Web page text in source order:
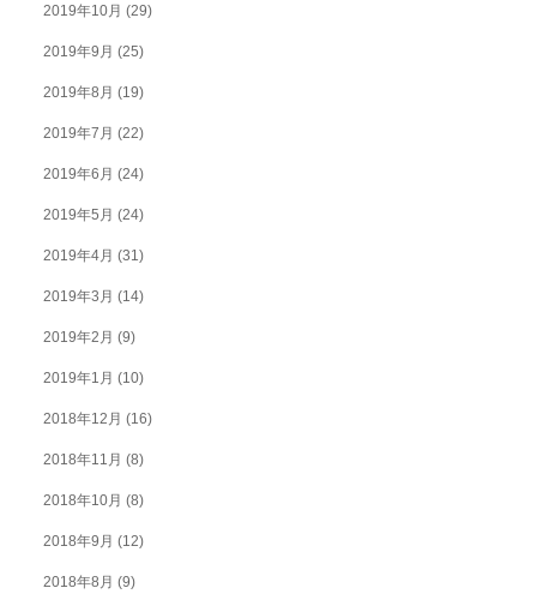
2019年10月 (29)
2019年9月 (25)
2019年8月 (19)
2019年7月 (22)
2019年6月 (24)
2019年5月 (24)
2019年4月 (31)
2019年3月 (14)
2019年2月 (9)
2019年1月 (10)
2018年12月 (16)
2018年11月 (8)
2018年10月 (8)
2018年9月 (12)
2018年8月 (9)